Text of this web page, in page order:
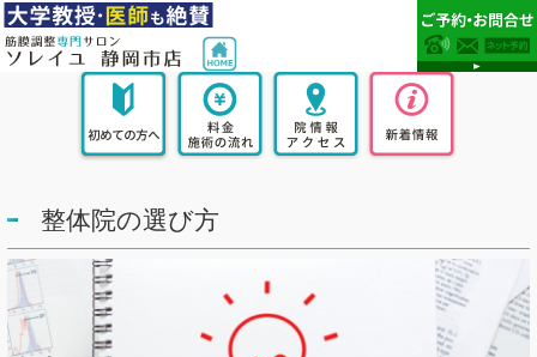
整体院の選び方